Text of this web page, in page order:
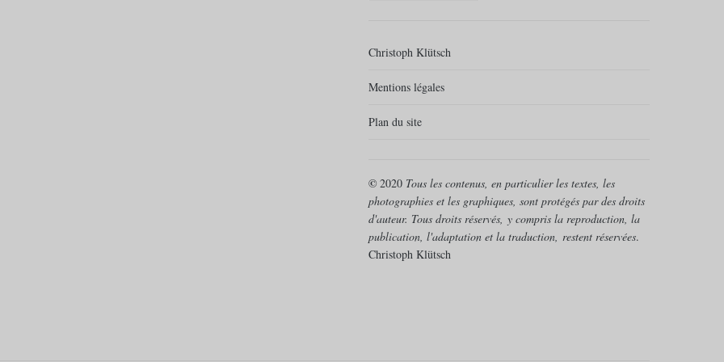
Christoph Klütsch
Mentions légales
Plan du site
© 2020 Tous les contenus, en particulier les textes, les
photographies et les graphiques, sont protégés par des droits
d'auteur. Tous droits réservés, y compris la reproduction, la
publication, l'adaptation et la traduction, restent réservées.
Christoph Klütsch